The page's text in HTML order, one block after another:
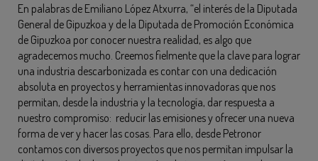
En palabras de Emiliano López Atxurra, “el interés de la Diputada
General de Gipuzkoa y de la Diputada de Promoción Económica
de Gipuzkoa por conocer nuestra realidad, es algo que
agradecemos mucho. Creemos fielmente que la clave para lograr
una industria descarbonizada es contar con una dedicación
absoluta en proyectos y herramientas innovadoras que nos
permitan, desde la industria y la tecnología, dar respuesta a
nuestro compromiso: reducir las emisiones y ofrecer una nueva
forma de ver y hacer las cosas. Para ello, desde Petronor
contamos con diversos proyectos que nos permitan impulsar la